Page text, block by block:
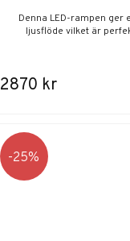
Denna LED-rampen ger
ljusflöde vilket är
2870 kr
25